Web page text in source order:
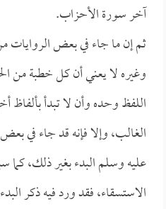
آخر سورة الأحزاب.
ثم إن ما جاء في بعض الروايات
وغيره لا يعني أن كل خطبة من
اللفظ وحده وأن لا تبدأ
الغالب، وإلا فإنه قد جاء في
عليه وسلم البدء بغير ذلك، كما
الاستسقاء، فقد ورد فيه ذكر